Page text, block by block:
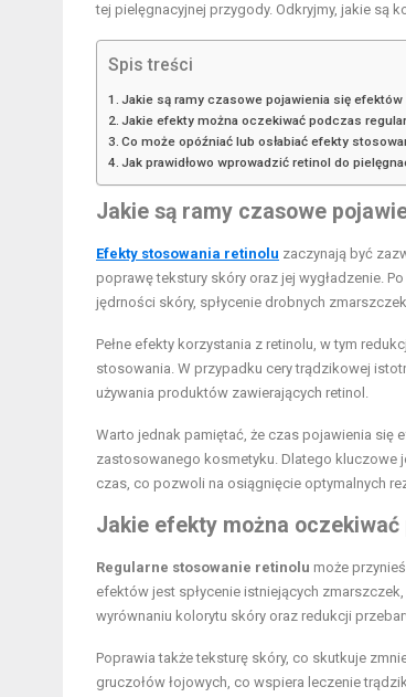
tej pielęgnacyjnej przygody. Odkryjmy, jakie są
Spis treści
Jakie są ramy czasowe pojawienia się
Jakie efekty można oczekiwać podczas
Co może opóźniać lub osłabiać efekty
Jak prawidłowo wprowadzić retinol do
Jakie są ramy czasowe
Efekty stosowania retinolu zaczynają być
poprawę tekstury skóry oraz jej wygładzenie.
jędrności skóry, spłycenie drobnych
Pełne efekty korzystania z retinolu, w tym
stosowania. W przypadku cery trądzikowej
używania produktów zawierających retinol.
Warto jednak pamiętać, że czas pojawienia się
zastosowanego kosmetyku. Dlatego kluczowe
czas, co pozwoli na osiągnięcie optymalnych
Jakie efekty można
Regularne stosowanie retinolu może
efektów jest spłycenie istniejących
wyrównaniu kolorytu skóry oraz redukcji
Poprawia także teksturę skóry, co skutkuje
gruczołów łojowych, co wspiera leczenie